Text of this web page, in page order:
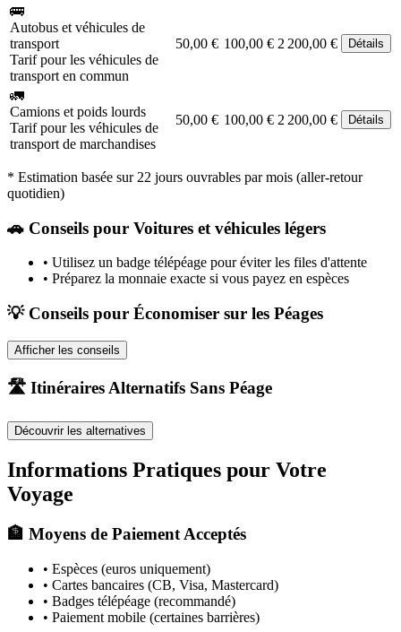
🚌
Autobus et véhicules de
transport
Tarif pour les véhicules de
transport en commun
50,00 € 100,00 € 2 200,00 € Détails
🚛
Camions et poids lourds
Tarif pour les véhicules de
transport de marchandises
50,00 € 100,00 € 2 200,00 € Détails
* Estimation basée sur 22 jours ouvrables par mois (aller-retour
quotidien)
🚗 Conseils pour Voitures et véhicules légers
• Utilisez un badge télépéage pour éviter les files d'attente
• Préparez la monnaie exacte si vous payez en espèces
💡 Conseils pour Économiser sur les Péages
Afficher les conseils
🛣️ Itinéraires Alternatifs Sans Péage
Découvrir les alternatives
Informations Pratiques pour Votre
Voyage
🏦 Moyens de Paiement Acceptés
• Espèces (euros uniquement)
• Cartes bancaires (CB, Visa, Mastercard)
• Badges télépéage (recommandé)
• Paiement mobile (certaines barrières)